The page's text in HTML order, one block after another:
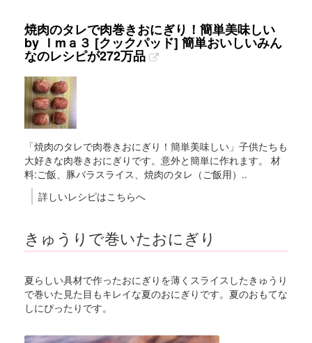
焼肉のタレで肉巻きおにぎり！簡単美味しい
by Ｉmａ３ [クックパッド] 簡単おいしいみん
なのレシピが272万品
「焼肉のタレで肉巻きおにぎり！簡単美味しい」子供たちも
大好きな肉巻きおにぎりです。意外と簡単に作れます。 材
料:ご飯、豚バラスライス、焼肉のタレ（ご飯用）..
詳しいレシピはこちらへ
きゅうりで巻いたおにぎり
夏らしい具材で作ったおにぎりを薄くスライスしたきゅうり
で巻いた見た目もキレイな夏のおにぎりです。夏のおもてな
しにぴったりです。